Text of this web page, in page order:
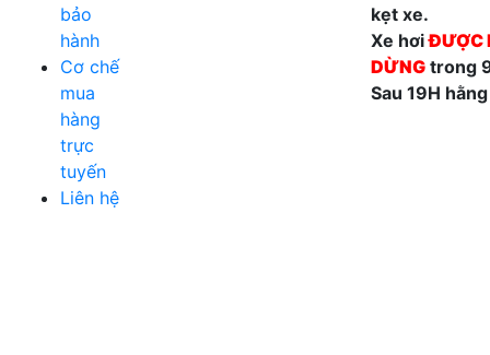
bảo
hành
Cơ chế
mua
hàng
trực
tuyến
Liên hệ
kẹt xe.
Xe hơiĐƯỢC
DỪNG trong
Sau 19H